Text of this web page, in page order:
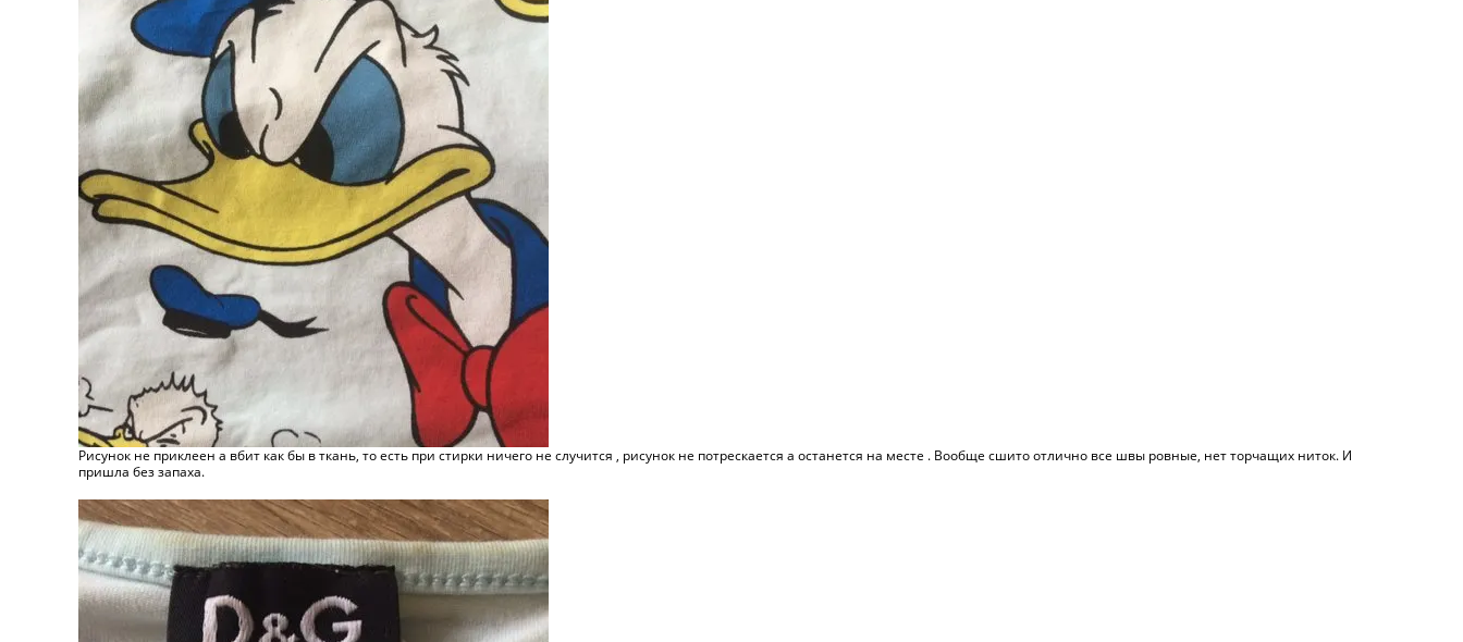
Рисунок не приклеен а вбит как бы в ткань, то есть при стирки ничего не случится , рисунок не потрескается а останется на месте . Вообще сшито отлично все швы ровные, нет торчащих ниток. И
пришла без запаха.